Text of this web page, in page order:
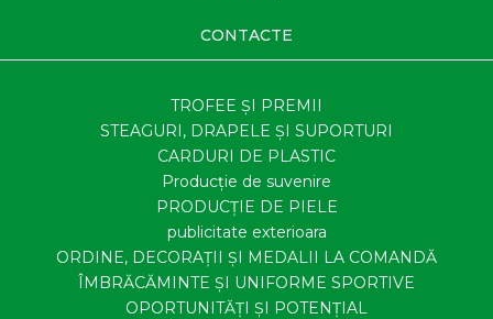
CONTACTE
TROFEE ȘI PREMII
STEAGURI, DRAPELE ȘI SUPORTURI
CARDURI DE PLASTIC
Producție de suvenire
PRODUCȚIE DE PIELE
publicitate exterioara
ORDINE, DECORAȚII ȘI MEDALII LA COMANDĂ
ÎMBRĂCĂMINTE ȘI UNIFORME SPORTIVE
OPORTUNITĂȚI ȘI POTENȚIAL